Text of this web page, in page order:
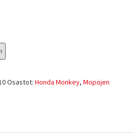
Osastot: Honda Monkey, Mopojen